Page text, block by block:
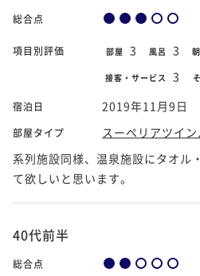
総合点
項目別評価 部屋 3 風呂 3
接客・サービス 3
宿泊日 2019年11月9日
部屋タイプ
スーペリアツイン
系列施設同様、温泉施設にタオル
て欲しいと思います。
40代前半
総合点